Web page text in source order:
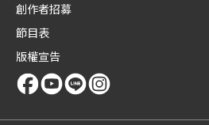
創作者招募
節目表
版權宣告